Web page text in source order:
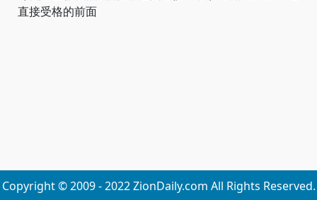
直接受格的前面
Copyright © 2009 - 2022 ZionDaily.com All Rights Reserved.